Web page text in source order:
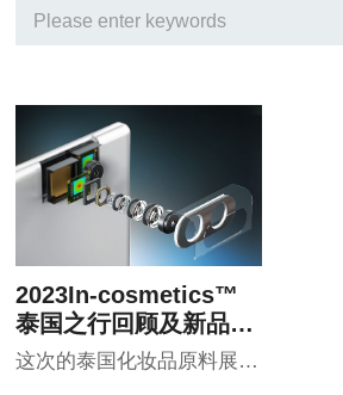
2023In-cosmetics™
泰国之行回顾及新品推
荐
这次的泰国化妆品原料展是因为疫情暌违四年后首次踏上泰国市场。摊位收到东南亚新老客户的热烈欢迎，纷纷表示对我们的新产品十分感兴趣。